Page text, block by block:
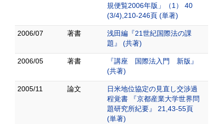
規便覧2006年版」（1） 40
(3/4),210-246頁 (単著)
2006/07 著書
浅田編『21世紀国際法の課
題』 (共著)
2006/05 著書
『講座 国際法入門 新版』
(共著)
2005/11 論文
日米地位協定の見直し交渉過
程覚書 『京都産業大学世界問
題研究所紀要』 21,43-55頁
(単著)